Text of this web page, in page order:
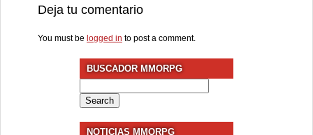
Deja tu comentario
You must be logged in to post a comment.
BUSCADOR MMORPG
for:
NOTICIAS MMORPG